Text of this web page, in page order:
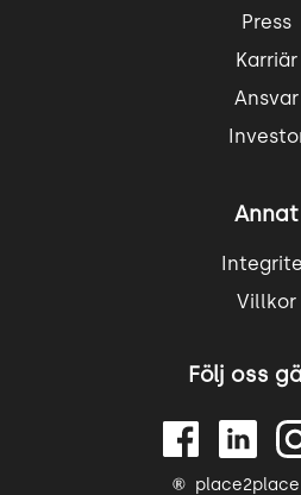
Press
Karriär
Ansvar
Annat
Villkor
Följ oss
place2place